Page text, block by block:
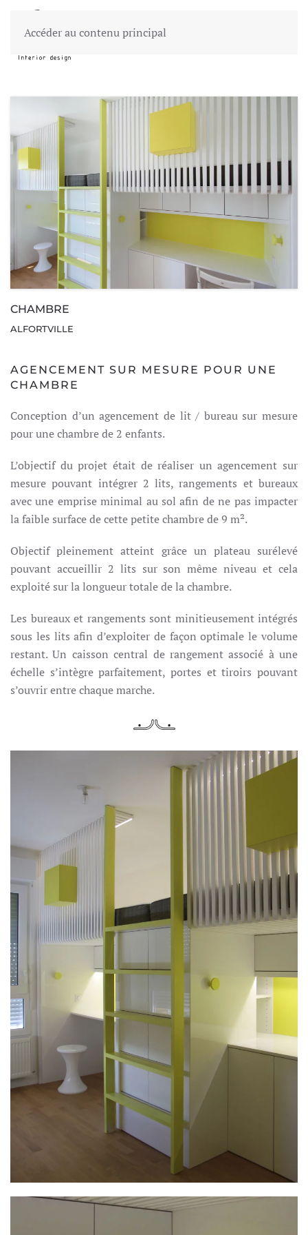
Accéder au contenu principal
CHAMBRE
ALFORTVILLE
AGENCEMENT SUR MESURE POUR UNE
CHAMBRE
Conception d’un agencement de lit / bureau sur mesure
pour une chambre de 2 enfants.
L’objectif du projet était de réaliser un agencement sur
mesure pouvant intégrer 2 lits, rangements et bureaux
avec une emprise minimal au sol afin de ne pas impacter
la faible surface de cette petite chambre de 9 m².
Objectif pleinement atteint grâce un plateau surélevé
pouvant accueillir 2 lits sur son même niveau et cela
exploité sur la longueur totale de la chambre.
Les bureaux et rangements sont minitieusement intégrés
sous les lits afin d’exploiter de façon optimale le volume
restant. Un caisson central de rangement associé à une
échelle s’intègre parfaitement, portes et tiroirs pouvant
s’ouvrir entre chaque marche.
PLUS GRAND